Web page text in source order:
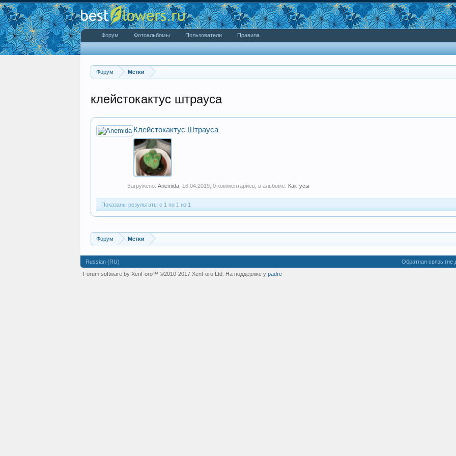
Форум Метки
клейстокактус штрауса
Клейстокактус Штрауса
Загружено: Anemida 16.04.2019 , 0 комментариев, в альбоме: Кактусы
Показаны результаты с 1 по 1 из 1
Форум Метки
Форум Фотоальбомы Пользователи Правила
Russian (RU) Обратная связь (не
Forum software by XenForo™ ©2010-2017 XenForo Ltd. На поддержке у padre